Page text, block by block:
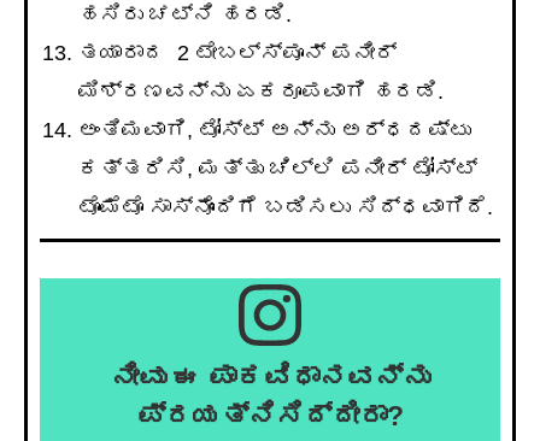
ಹಸಿರು ಚಟ್ನಿ ಹರಡಿ.
ತಯಾರಾದ 2 ಟೇಬಲ್ಸ್ಪೂನ್ ಪನೀರ್
ಮಿಶ್ರಣವನ್ನು ಏಕರೂಪವಾಗಿ ಹರಡಿ.
ಅಂತಿಮವಾಗಿ, ಟೋಸ್ಟ್ ಅನ್ನು ಅರ್ಧದಷ್ಟು
ಕತ್ತರಿಸಿ, ಮತ್ತು ಚಿಲ್ಲಿ ಪನೀರ್ ಟೋಸ್ಟ್
ಟೊಮೆಟೊ ಸಾಸ್ನೊಂದಿಗೆ ಬಡಿಸಲು ಸಿದ್ಧವಾಗಿದೆ.
ನೀವು ಈ ಪಾಕವಿಧಾನವನ್ನು
ಪ್ರಯತ್ನಿಸಿದ್ದೀರಾ?